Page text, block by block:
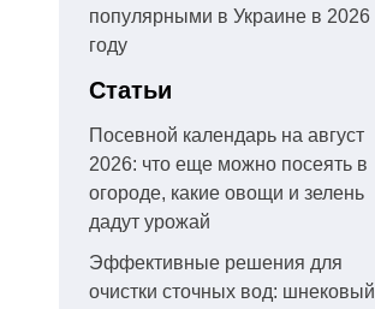
популярными в Украине в 2026
году
Статьи
Посевной календарь на август
2026: что еще можно посеять в
огороде, какие овощи и зелень
дадут урожай
Эффективные решения для
очистки сточных вод: шнековый